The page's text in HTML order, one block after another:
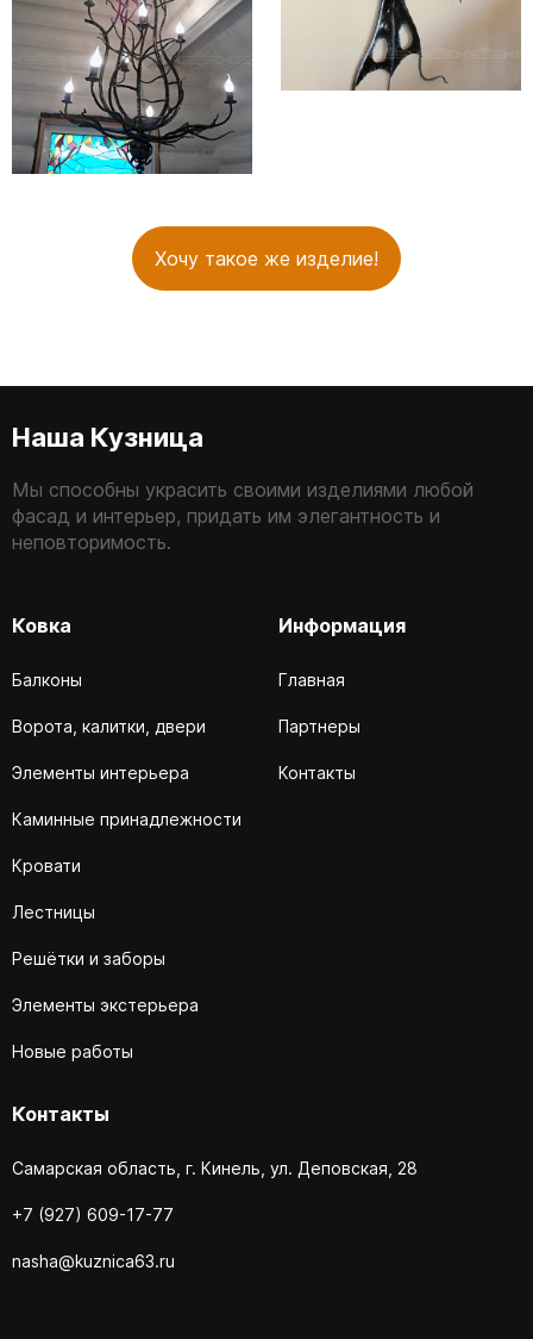
Хочу такое же изделие!
Наша Кузница
Мы способны украсить своими изделиями любой
фасад и интерьер, придать им элегантность и
неповторимость.
Ковка
Балконы
Ворота, калитки, двери
Элементы интерьера
Каминные принадлежности
Кровати
Лестницы
Решётки и заборы
Элементы экстерьера
Новые работы
Информация
Главная
Партнеры
Контакты
Контакты
Самарская область, г. Кинель, ул. Деповская, 28
+7 (927) 609-17-77
nasha@kuznica63.ru